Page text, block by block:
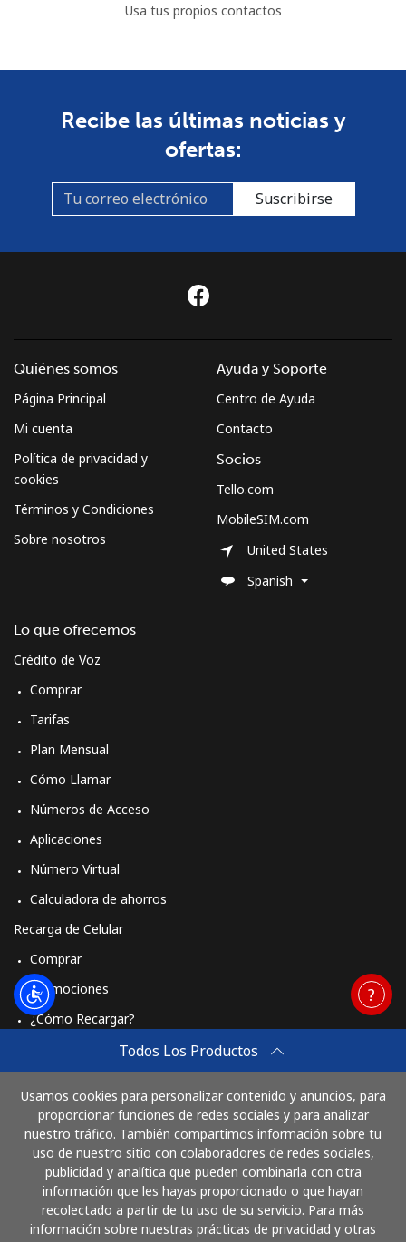
Usa tus propios contactos
Recibe las últimas noticias y
ofertas:
Suscribirse
Todos Los Productos
Usamos cookies para personalizar contenido y anuncios, para
proporcionar funciones de redes sociales y para analizar
nuestro tráfico. También compartimos información sobre tu
uso de nuestro sitio con colaboradores de redes sociales,
publicidad y analítica que pueden combinarla con otra
información que les hayas proporcionado o que hayan
recolectado a partir de tu uso de su servicio. Para más
información sobre nuestras prácticas de privacidad y otras
Quiénes somos
Página Principal
Mi cuenta
Política de privacidad y
cookies
Términos y Condiciones
Sobre nosotros
Lo que ofrecemos
Crédito de Voz
Comprar
Tarifas
Plan Mensual
Cómo Llamar
Números de Acceso
Aplicaciones
Número Virtual
Calculadora de ahorros
Recarga de Celular
Comprar
Promociones
¿Cómo Recargar?
Comprar
Cómo funciona
Ayuda y Soporte
Centro de Ayuda
Contacto
Socios
Tello.com
MobileSIM.com
United States
Spanish
Paga con